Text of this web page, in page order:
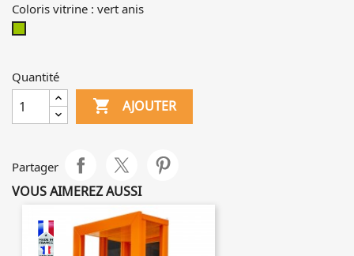
Coloris vitrine : vert anis
Quantité
 AJOUTER
Partager
VOUS AIMEREZ AUSSI